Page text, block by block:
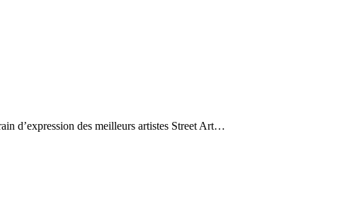
d’expression des meilleurs artistes Street Art…